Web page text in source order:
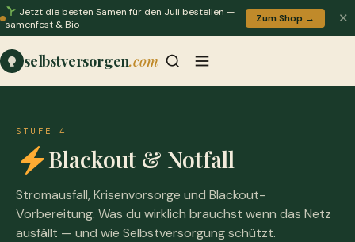
Jetzt die besten Samen für den Juli bestellen —
samenfest & Bio
Zum Shop → ✕
selbstversorgen.com
STUFE 4
Blackout & Notfall
Stromausfall, Krisenvorsorge und Blackout-
Vorbereitung. Was du wirklich brauchst wenn das Netz
ausfällt — und wie Selbstversorgung schützt.